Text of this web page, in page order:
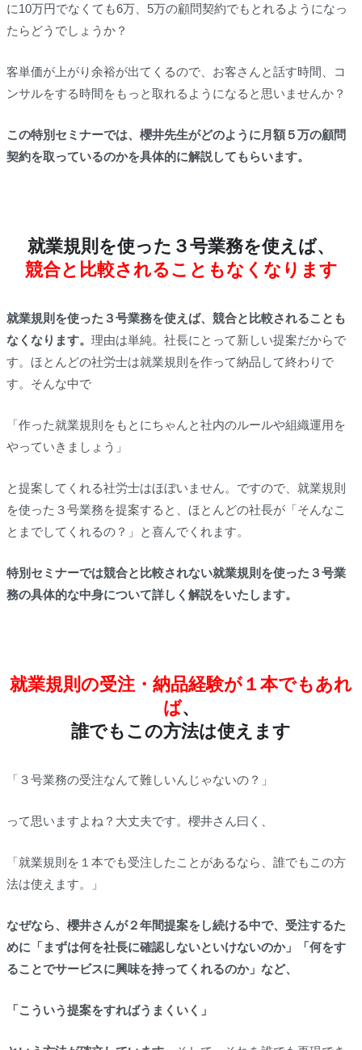
に10万円でなくても6万、5万の顧問契約でもとれるようになっ
たらどうでしょうか？
客単価が上がり余裕が出てくるので、お客さんと話す時間、コ
ンサルをする時間をもっと取れるようになると思いませんか？
この特別セミナーでは、櫻井先生がどのように月額５万の顧問
契約を取っているのかを具体的に解説してもらいます。
就業規則を使った３号業務を使えば、
競合と比較されることもなくなります
就業規則を使った３号業務を使えば、競合と比較されることも
なくなります。 理由は単純。社長にとって新しい提案だからで
す。ほとんどの社労士は就業規則を作って納品して終わりで
す。そんな中で
「作った就業規則をもとにちゃんと社内のルールや組織運用を
やっていきましょう」
と提案してくれる社労士はほぼいません。ですので、就業規則
を使った３号業務を提案すると、ほとんどの社長が「そんなこ
とまでしてくれるの？」と喜んでくれます。
特別セミナーでは競合と比較されない就業規則を使った３号業
務の具体的な中身について詳しく解説をいたします。
就業規則の受注・納品経験が１本でもあれ
ば、
誰でもこの方法は使えます
「３号業務の受注なんて難しいんじゃないの？」
って思いますよね？大丈夫です。櫻井さん曰く、
「就業規則を１本でも受注したことがあるなら、誰でもこの方
法は使えます。」
なぜなら、櫻井さんが２年間提案をし続ける中で、受注するた
めに「まずは何を社長に確認しないといけないのか」「何をす
ることでサービスに興味を持ってくれるのか」など、
「こういう提案をすればうまくいく」